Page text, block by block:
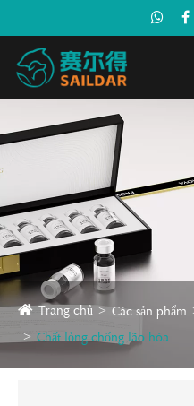
Trang chủ Các sản phẩm
Chất lỏng chống lão hóa